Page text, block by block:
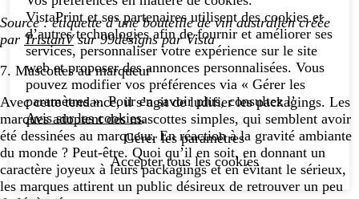
Source : étiquette d’une bouteille de vin australien créée
par TristanVsur 99designs par Vista
7. Mascottes au marqueur
Avec cette tendance, il s’agit de ludifier les packagings. Les
marques adoptent des mascottes simples, qui semblent avoir
été dessinées au marqueur. En réaction à la gravité ambiante
du monde ? Peut-être. Quoi qu’il en soit, en donnant un
caractère joyeux à leurs packagings et en évitant le sérieux,
les marques attirent un public désireux de retrouver un peu
VistaPrint et ses partenaires utilisent des cookies et
d’autres technologies afin de fournir et améliorer ses
services, personnaliser votre expérience sur le site
web et proposer des annonces personnalisées. Vous
pouvez modifier vos préférences via « Gérer les
paramètres ». Pour en savoir plus, consultez l’
Avis sur les cookies.
Gérer les paramètres
Accepter tous les cookies